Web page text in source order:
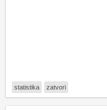
statistika zatvori